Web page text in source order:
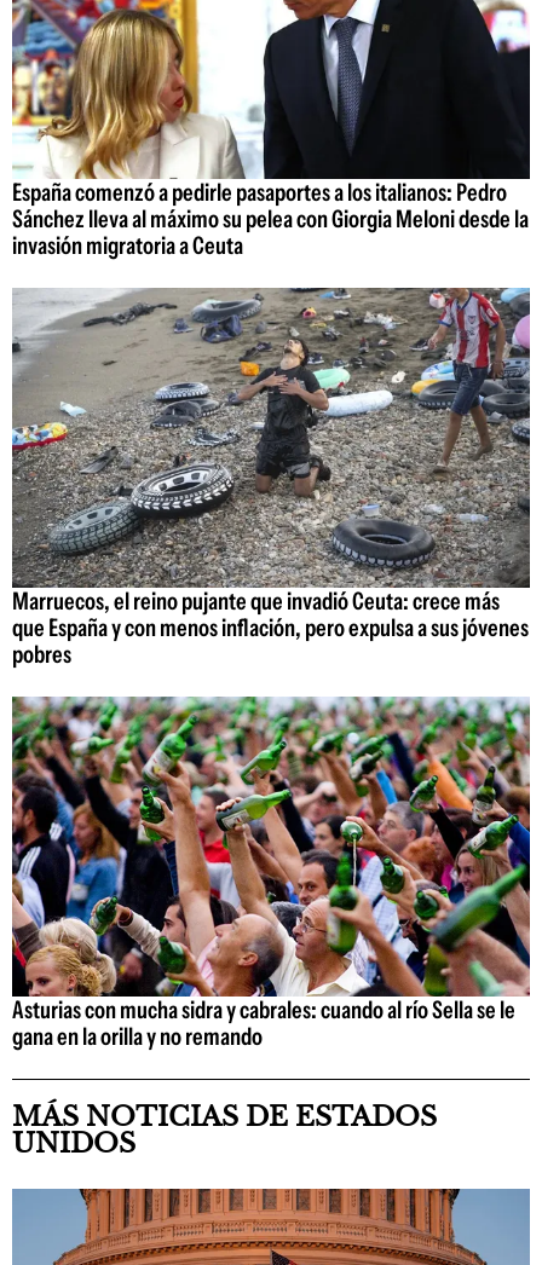
España comenzó a pedirle pasaportes a los italianos: Pedro
Sánchez lleva al máximo su pelea con Giorgia Meloni desde la
invasión migratoria a Ceuta
Marruecos, el reino pujante que invadió Ceuta: crece más
que España y con menos inflación, pero expulsa a sus jóvenes
pobres
Asturias con mucha sidra y cabrales: cuando al río Sella se le
gana en la orilla y no remando
MÁS NOTICIAS DE ESTADOS
UNIDOS